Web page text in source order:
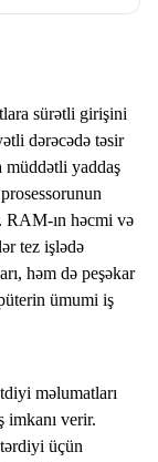
sürətli girişini
dərəcədə təsir
müddətli yaddaş
RAM-ın həcmi və
tez işlədə
həm də peşəkar
ümumi iş
məlumatları
imkanı verir.
üçün